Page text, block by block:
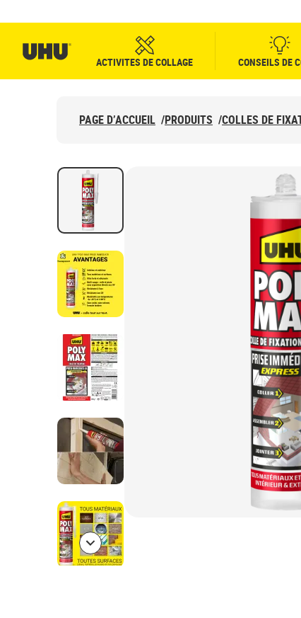
ACTIVITES DE COLLAGE CONSEILS DE
PAGE D’ACCUEIL /PRODUITS /COLLES DE
Bolton.General.NextSlide